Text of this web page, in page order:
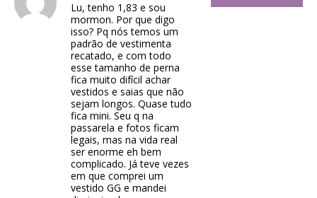
Lu, tenho 1,83 e sou
mormon. Por que digo
isso? Pq nós temos um
padrão de vestimenta
recatado, e com todo
esse tamanho de perna
fica muito difícil achar
vestidos e saias que não
sejam longos. Quase tudo
fica mini. Seu q na
passarela e fotos ficam
legais, mas na vida real
ser enorme eh bem
complicado. Já teve vezes
em que comprei um
vestido GG e mandei